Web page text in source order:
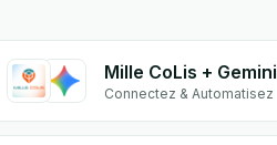
Mille CoLis + Gemini
Connectez & Automatisez